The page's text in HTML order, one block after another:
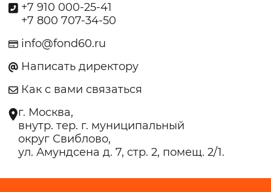
+7 910 000-25-41
+7 800 707-34-50
info@fond60.ru
Написать директору
Как с вами связаться
г. Москва,
внутр. тер. г. муниципальный
округ Свиблово,
ул. Амундсена д. 7, стр. 2, помещ. 2/1.